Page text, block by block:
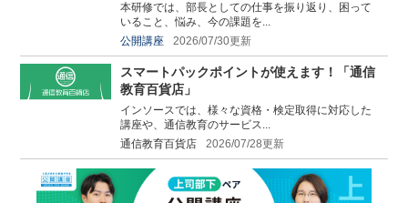
本研修では、部長としての仕事を振り返り、困って
いること、悩み、今の課題を...
公開講座
2026/07/30更新
スマートパックポイントが使えます！「通信
教育百貨店」
インソースでは、様々な資格・検定取得に対応した
講座や、通信教育のサービス...
通信教育百貨店
2026/07/28更新